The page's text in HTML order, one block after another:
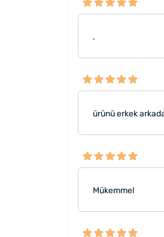
.
ürünü erkek
Mükemmel